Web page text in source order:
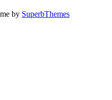
by SuperbThemes